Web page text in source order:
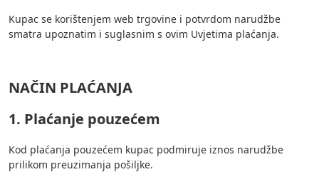
Kupac se korištenjem web trgovine i potvrdom narudžbe
smatra upoznatim i suglasnim s ovim Uvjetima plaćanja.
NAČIN PLAĆANJA
1. Plaćanje pouzećem
Kod plaćanja pouzećem kupac podmiruje iznos narudžbe
prilikom preuzimanja pošiljke.